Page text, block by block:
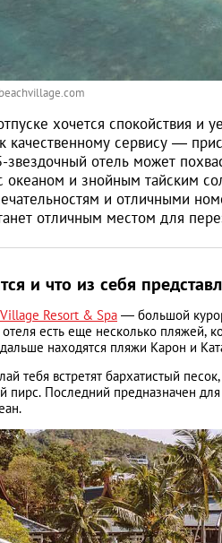
Санкт-Петербург
хочется спокойствия и
качественному сервису —
звездочный отель может
и знойным тайским
и отличными
отличным местом для
и что из себя
Resort & Spa — большой
есть еще несколько пляжей,
находятся пляжи Карон и
тебя встретят бархатистый
пирс. Последний предназначен